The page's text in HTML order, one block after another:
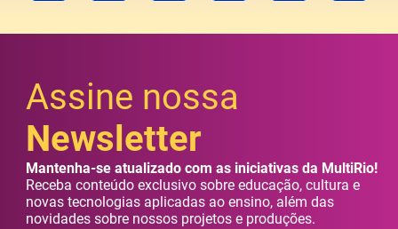
Assine nossa
Newsletter
Mantenha-se atualizado com as iniciativas da MultiRio!
Receba conteúdo exclusivo sobre educação, cultura e
novas tecnologias aplicadas ao ensino, além das
novidades sobre nossos projetos e produções.